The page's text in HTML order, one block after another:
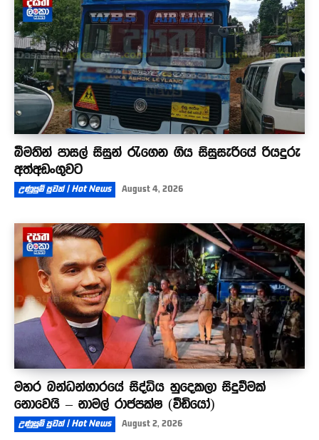
බීමතින් පාසල් සිසුන් රැගෙන ගිය සිසුසැරියේ රියදුරු
අත්අඩංගුවට
උණුසුම් පුවත් | Hot News August 4, 2026
මහර බන්ධන්ගාරයේ සිද්ධිය හුදෙකලා සිදුවීමක්
නොවෙයි – නාමල් රාජපක්ෂ (වීඩියෝ)
උණුසුම් පුවත් | Hot News August 2, 2026